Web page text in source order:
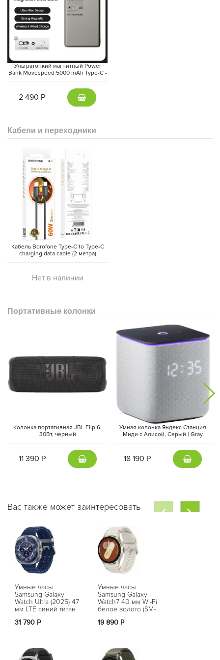
обмен сообщениями, голосовые команды и мгновенный
доступ к основным приложениям обеспечивают максимальное
удобство в использовании.
Galaxy Watch8 сертифицирован по стандарту IP68 и прошёл
военные испытания MIL-STD-810H. Сапфировое стекло и
армированный алюминий обеспечивают надежное
сопротивление внешним воздействиям.
Galaxy Watch8 выполнен из экологически чистых материалов,
включая переработанный пластик, алюминий и стекло.
Аккумулятор содержит 100% переработанного кобальта, а
упаковка изготовлена из 100% переработанных материалов.
Ультратонкий магнитный Power
Bank Movespeed 5000 mAh Type-C -
2 490 Р
Кабели и переходники
Кабель Borofone Type-C to Type-C
charging data cable (2 метра)
Нет в наличии
Портативные колонки
Колонка портативная JBL Flip 6,
30Вт, черный
11 390 Р
Умная колонка Яндекс Станция
Миди с Алисой, Cерый | Gray
18 190 Р
Вас также может заинтересовать
Умные часы
Samsung Galaxy
Watch Ultra (2025) 47
мм LTE синий титан
31 790 Р
Умные часы
Samsung Galaxy
Watch7 40 мм Wi-Fi
белое золото (SM-
19 890 Р